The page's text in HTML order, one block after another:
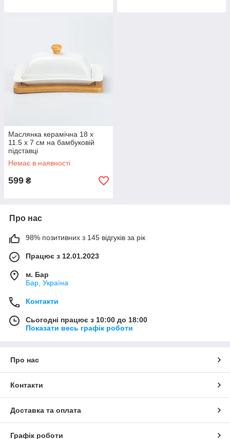
Маслянка керамічна 18 х
11.5 х 7 см на бамбуковій
підставці
Немає в наявності
599 ₴
Про нас
98% позитивних з 145 відгуків за рік
Працює з 12.01.2023
м. Бар
Бар, Україна
Контакти
Сьогодні працює з 10:00 до 18:00
Показати весь графік роботи
Про нас
Контакти
Доставка та оплата
Графік роботи